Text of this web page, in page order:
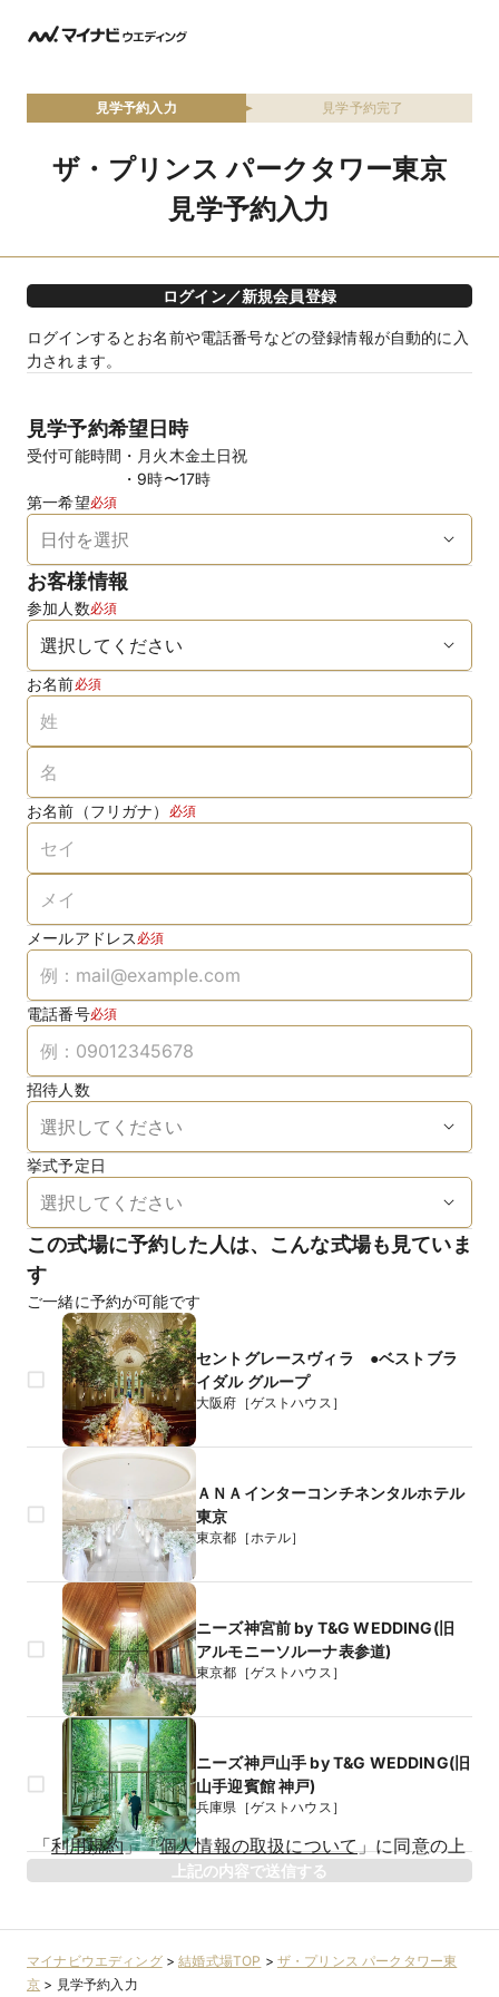
見学予約入力 見学予約完了
ザ・プリンス パークタワー東京
見学予約入力
ログイン／新規会員登録
ログインするとお名前や電話番号などの登録情報が自動的に入
力されます。
見学予約希望日時
受付可能時間
月火木金土日祝
9時〜17時
第一希望必須
お客様情報
参加人数必須
お名前必須
お名前（フリガナ） 必須
メールアドレス 必須
電話番号必須
招待人数
挙式予定日
この式場に予約した人は、こんな式場も見ていま
す
ご一緒に予約が可能です
セントグレースヴィラ ●ベストブラ
イダル グループ
大阪府［ゲストハウス］
ＡＮＡインターコンチネンタルホテル
東京
東京都［ホテル］
ニーズ神宮前 by T&G WEDDING(旧
アルモニーソルーナ表参道)
東京都［ゲストハウス］
ニーズ神戸山手 by T&G WEDDING(旧
山手迎賓館 神戸)
兵庫県［ゲストハウス］
生年月日
年
「利用規約」「個人情報の取扱について」に同意の上
上記の内容で送信する
マイナビウエディング>結婚式場TOP > ザ・プリンス パークタワー東
京 > 見学予約入力